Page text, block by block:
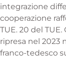
integrazione
cooperazione
TUE. 20 del
ripresa nel 2023
franco-tedesco